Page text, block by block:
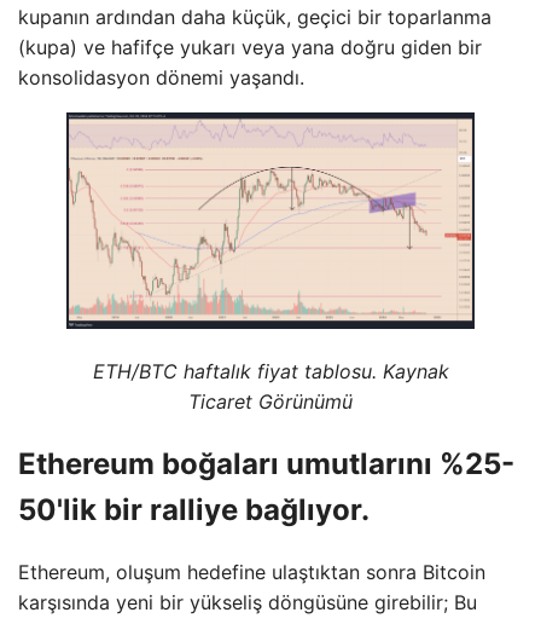
kupanın ardından daha küçük, geçici bir toparlanma
(kupa) ve hafifçe yukarı veya yana doğru giden bir
konsolidasyon dönemi yaşandı.
ETH/BTC haftalık fiyat tablosu. Kaynak
Ticaret Görünümü
Ethereum boğaları umutlarını %25-
50'lik bir ralliye bağlıyor.
Ethereum, oluşum hedefine ulaştıktan sonra Bitcoin
karşısında yeni bir yükseliş döngüsüne girebilir; Bu